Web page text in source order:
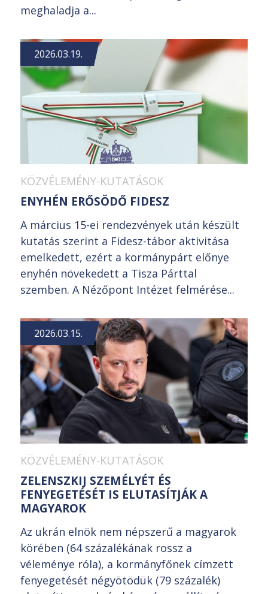
meghaladja a...
2026.03.19.
KÖZVÉLEMÉNY-KUTATÁSOK
ENYHÉN ERŐSÖDŐ FIDESZ
A március 15-ei rendezvények után készült
kutatás szerint a Fidesz-tábor aktivitása
emelkedett, ezért a kormánypárt előnye
enyhén növekedett a Tisza Párttal
szemben. A Nézőpont Intézet felmérése...
2026.03.15.
KÖZVÉLEMÉNY-KUTATÁSOK
ZELENSZKIJ SZEMÉLYÉT ÉS
FENYEGETÉSÉT IS ELUTASÍTJÁK A
MAGYAROK
Az ukrán elnök nem népszerű a magyarok
körében (64 százalékának rossz a
véleménye róla), a kormányfőnek címzett
fenyegetését négyötödük (79 százalék)